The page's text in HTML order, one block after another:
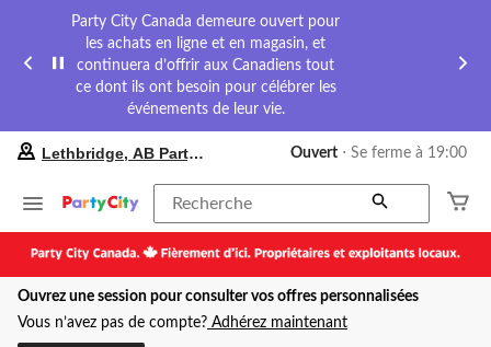
Party City Canada demeure ouvert pour
les achats en ligne et en magasin, et
continuera d’offrir aux Canadiens tout
ce dont ils ont besoin pour célébrer les
événements de leur vie.
préféré
Lethbridge,
Party
City,
courament
Ouvert,
Lethbridge, AB Party City Ouvert ⋅ Se ferme à 19:00
Recherche
Ouvrez une session pour consulter vos offres personnalisées
Vous n’avez pas de compte? Adhérez maintenant